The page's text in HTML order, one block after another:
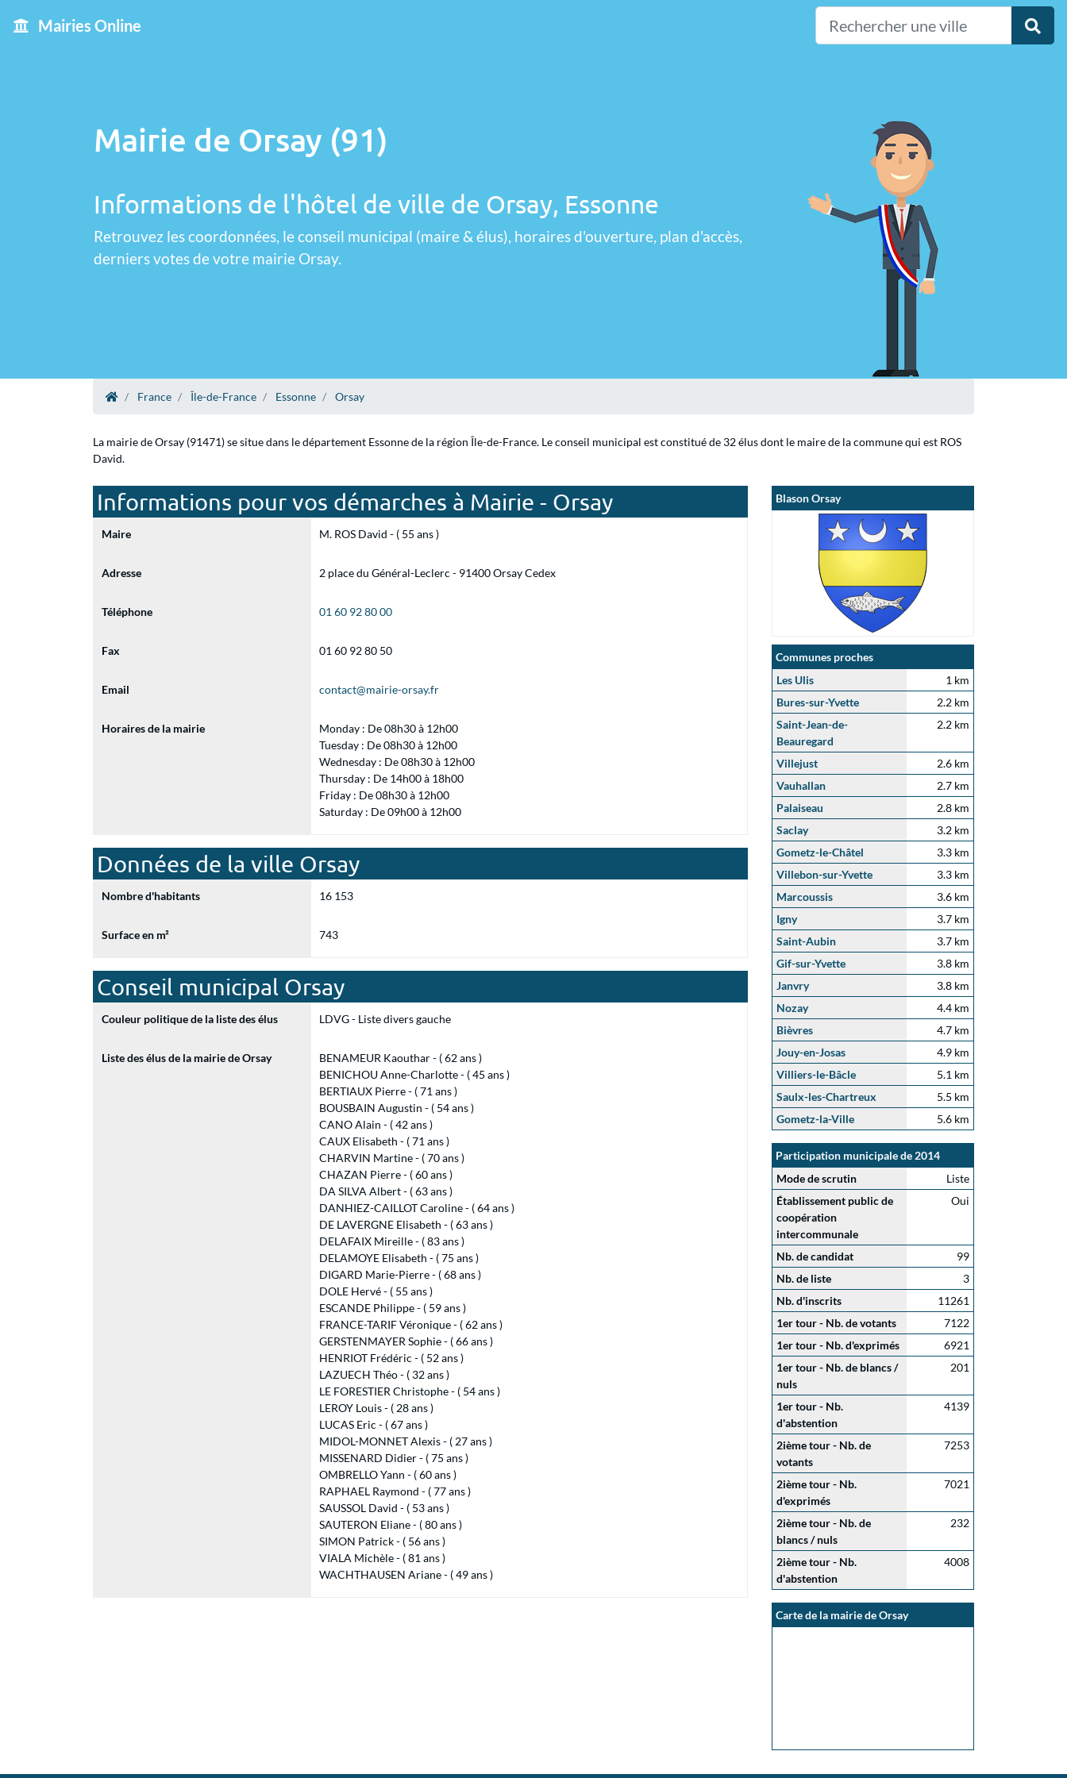
Mairies Online
Mairie de Orsay (91)
Informations de l'hôtel de ville de Orsay, Essonne
Retrouvez les coordonnées, le conseil municipal (maire & élus), horaires d'ouverture, plan d'accès,
derniers votes de votre mairie Orsay.
France Île-de-France Essonne Orsay
La mairie de Orsay (91471) se situe dans le département Essonne de la région Île-de-France. Le conseil municipal est constitué de 32 élus dont le maire de la commune qui est ROS
David.
Informations pour vos démarches à Mairie - Orsay
Maire M. ROS David - ( 55 ans )
Adresse 2 place du Général-Leclerc - 91400 Orsay Cedex
Téléphone 01 60 92 80 00
Fax 01 60 92 80 50
Email contact@mairie-orsay.fr
Horaires de la mairie
Monday : De 08h30 à 12h00
Tuesday : De 08h30 à 12h00
Wednesday : De 08h30 à 12h00
Thursday : De 14h00 à 18h00
Friday : De 08h30 à 12h00
Saturday : De 09h00 à 12h00
Données de la ville Orsay
Nombre d'habitants 16 153
Surface en m² 743
Conseil municipal Orsay
Couleur politique de la liste des élus LDVG - Liste divers gauche
Liste des élus de la mairie de Orsay
BENAMEUR Kaouthar - ( 62 ans )
BENICHOU Anne-Charlotte - ( 45 ans )
BERTIAUX Pierre - ( 71 ans )
BOUSBAIN Augustin - ( 54 ans )
CANO Alain - ( 42 ans )
CAUX Elisabeth - ( 71 ans )
CHARVIN Martine - ( 70 ans )
CHAZAN Pierre - ( 60 ans )
DA SILVA Albert - ( 63 ans )
DANHIEZ-CAILLOT Caroline - ( 64 ans )
DE LAVERGNE Elisabeth - ( 63 ans )
DELAFAIX Mireille - ( 83 ans )
DELAMOYE Elisabeth - ( 75 ans )
DIGARD Marie-Pierre - ( 68 ans )
DOLE Hervé - ( 55 ans )
ESCANDE Philippe - ( 59 ans )
FRANCE-TARIF Véronique - ( 62 ans )
GERSTENMAYER Sophie - ( 66 ans )
HENRIOT Frédéric - ( 52 ans )
LAZUECH Théo - ( 32 ans )
LE FORESTIER Christophe - ( 54 ans )
LEROY Louis - ( 28 ans )
LUCAS Eric - ( 67 ans )
MIDOL-MONNET Alexis - ( 27 ans )
MISSENARD Didier - ( 75 ans )
OMBRELLO Yann - ( 60 ans )
RAPHAEL Raymond - ( 77 ans )
SAUSSOL David - ( 53 ans )
SAUTERON Eliane - ( 80 ans )
SIMON Patrick - ( 56 ans )
VIALA Michèle - ( 81 ans )
WACHTHAUSEN Ariane - ( 49 ans )
Blason Orsay
Communes proches
Les Ulis
1 km
Bures-sur-Yvette
2.2 km
Saint-Jean-de-
Beauregard
2.2 km
Villejust
2.6 km
Vauhallan
2.7 km
Palaiseau
2.8 km
Saclay
3.2 km
Gometz-le-Châtel
3.3 km
Villebon-sur-Yvette
3.3 km
Marcoussis
3.6 km
Igny
3.7 km
Saint-Aubin
3.7 km
Gif-sur-Yvette
3.8 km
Janvry
3.8 km
Nozay
4.4 km
Bièvres
4.7 km
Jouy-en-Josas
4.9 km
Villiers-le-Bâcle
5.1 km
Saulx-les-Chartreux
5.5 km
Gometz-la-Ville
5.6 km
Participation municipale de 2014
Mode de scrutin
Liste
Établissement public de
coopération
intercommunale
Oui
Nb. de candidat
99
Nb. de liste
3
Nb. d'inscrits
11261
1er tour - Nb. de votants
7122
1er tour - Nb. d'exprimés
6921
1er tour - Nb. de blancs /
nuls
201
1er tour - Nb.
d'abstention
4139
2ième tour - Nb. de
votants
7253
2ième tour - Nb.
d'exprimés
7021
2ième tour - Nb. de
blancs / nuls
232
2ième tour - Nb.
d'abstention
4008
Carte de la mairie de Orsay